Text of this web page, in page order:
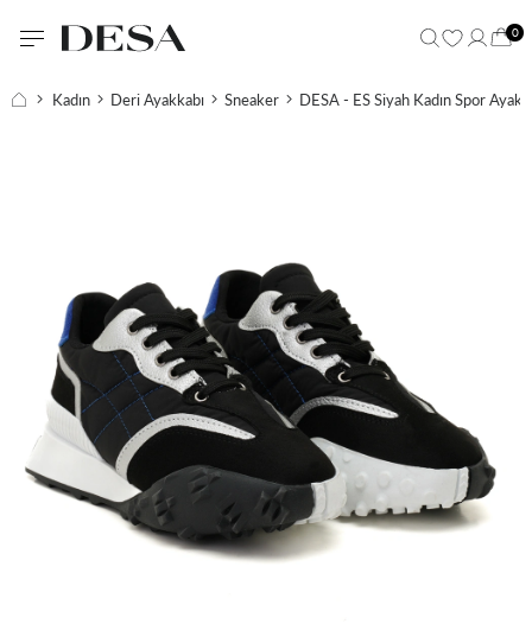
0
Kadın Deri Ayakkabı Sneaker DESA - ES Siyah Kadın Spor